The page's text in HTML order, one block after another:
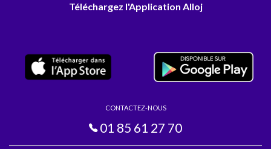
Téléchargez l'Application Alloj
CONTACTEZ-NOUS
01 85 61 27 70